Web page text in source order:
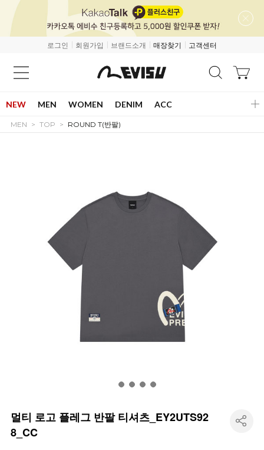
로그인 회원가입 브랜드소개 매장찾기 고객센터
NEW MEN WOMEN DENIM ACC
MEN TOP ROUND T(반팔)
멀티 로고 플레그 반팔 티셔츠_EY2UTS92
8_CC